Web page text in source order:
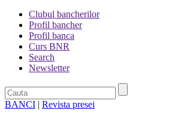
Clubul bancherilor
Profil bancher
Profil banca
Curs BNR
Search
Newsletter
BANCI | Revista presei